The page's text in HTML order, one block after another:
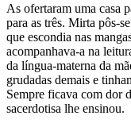
As ofertaram uma casa
para as três. Mirta pôs-
que escondia nas
acompanhava-a na
da língua-materna da
grudadas demais e
Sempre ficava com dor
sacerdotisa lhe ensinou.